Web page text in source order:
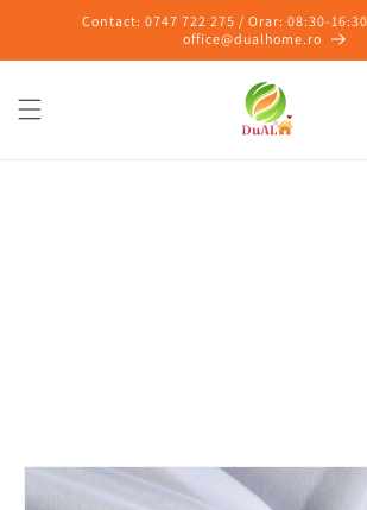
Salt laContact: 0747 722 275 / Orar: 08:30-
office@dualhome.ro